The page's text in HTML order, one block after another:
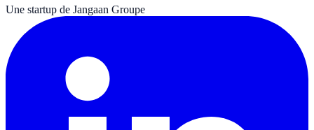
Une startup de Jangaan Groupe